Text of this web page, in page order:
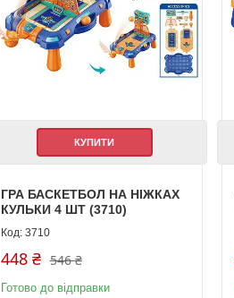
КУПИТИ
ГРА БАСКЕТБОЛ НА НІЖКАХ
КУЛЬКИ 4 ШТ (3710)
3710
546 ₴
448 ₴
Готово до відправки